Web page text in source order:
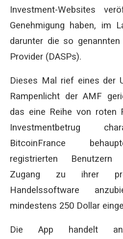
Investment-Websites
Genehmigung haben, im
darunter die so
Provider (DASPs).
Dieses Mal rief eines der
Rampenlicht der AMF
das eine Reihe von roten
Investmentbetrug
BitcoinFrance
registrierten
Zugang zu ihrer
Handelssoftware
mindestens 250 Dollar
Die App handelt